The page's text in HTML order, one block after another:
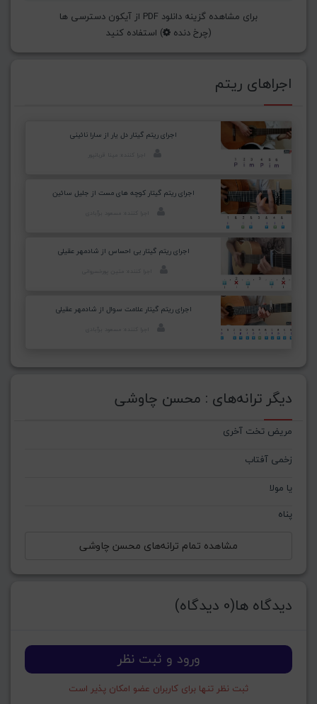
برای مشاهده گزینه دانلود PDF از آیکون دسترسی ها
(چرخ دنده ) استفاده کنید
اجراهای ریتم
اجرای ریتم گیتار دل یار از سارا نائینی
اجرای ریتم گیتار کوچه های مست از جلیل سائین
اجرای ریتم گیتار بی احساس از شادمهر عقیلی
اجرای ریتم گیتار علامت سوال از شادمهر عقیلی
دیگر ترانه‌های : محسن چاوشی
مریض تخت آخری
زخمی آفتاب
یا مولا
پناه
مشاهده تمام ترانه‌های محسن چاوشی
دیدگاه ها(0 دیدگاه)
ورود و ثبت نظر
ثبت نظر تنها برای کاربران عضو امکان پذیر است